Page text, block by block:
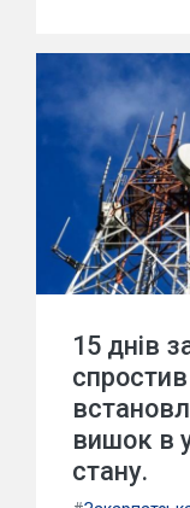
15 днів
вишок в
стану.